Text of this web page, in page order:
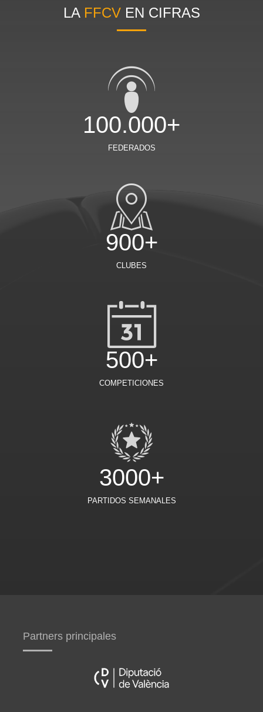
LA FFCVEN CIFRAS
100.000+
FEDERADOS
900+
CLUBES
500+
COMPETICIONES
3000+
PARTIDOS SEMANALES
Partners principales